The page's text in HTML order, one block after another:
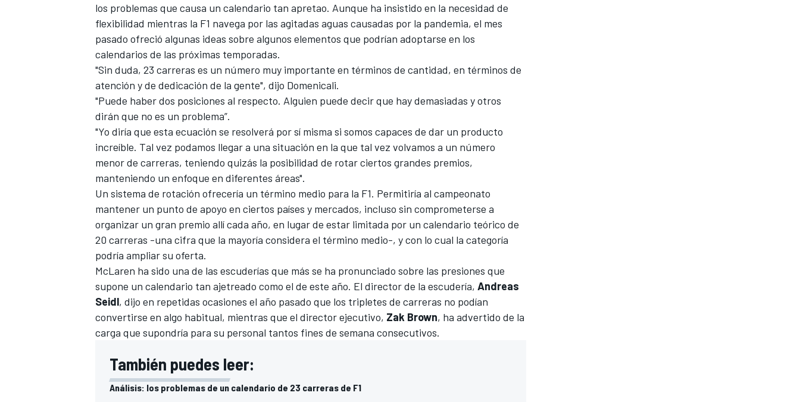
MÁS CATEGORÍAS
los problemas que causa un calendario tan apretao. Aunque ha insistido en la necesidad de
flexibilidad mientras la F1 navega por las agitadas aguas causadas por la pandemia, el mes
pasado ofreció algunas ideas sobre algunos elementos que podrían adoptarse en los
calendarios de las próximas temporadas.
"Sin duda, 23 carreras es un número muy importante en términos de cantidad, en términos de
atención y de dedicación de la gente", dijo Domenicali.
"Puede haber dos posiciones al respecto. Alguien puede decir que hay demasiadas y otros
dirán que no es un problema”.
"Yo diría que esta ecuación se resolverá por sí misma si somos capaces de dar un producto
increíble. Tal vez podamos llegar a una situación en la que tal vez volvamos a un número
menor de carreras, teniendo quizás la posibilidad de rotar ciertos grandes premios,
manteniendo un enfoque en diferentes áreas".
Un sistema de rotación ofrecería un término medio para la F1. Permitiría al campeonato
mantener un punto de apoyo en ciertos países y mercados, incluso sin comprometerse a
organizar un gran premio allí cada año, en lugar de estar limitada por un calendario teórico de
20 carreras -una cifra que la mayoría considera el término medio-, y con lo cual la categoría
podría ampliar su oferta.
McLaren ha sido una de las escuderías que más se ha pronunciado sobre las presiones que
supone un calendario tan ajetreado como el de este año. El director de la escudería, Andreas
Seidl, dijo en repetidas ocasiones el año pasado que los tripletes de carreras no podían
convertirse en algo habitual, mientras que el director ejecutivo, Zak Brown, ha advertido de la
carga que supondría para su personal tantos fines de semana consecutivos.
También puedes leer:
Análisis: los problemas de un calendario de 23 carreras de F1